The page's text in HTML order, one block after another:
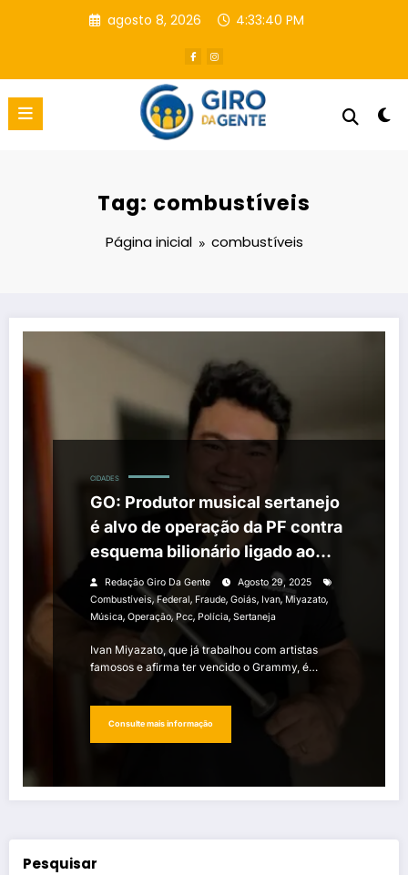
agosto 8, 2026 4:33:41 PM
Tag: combustíveis
Página inicial combustíveis
CIDADES
GO: Produtor musical sertanejo
é alvo de operação da PF contra
esquema bilionário ligado ao
PCC
Redação Giro Da Gente
Agosto 29, 2025
Combustíveis,Federal, Fraude, Goiás, Ivan,Miyazato,
Música, Operação,Pcc, Polícia, Sertaneja
Ivan Miyazato, que já trabalhou com artistas
famosos e afirma ter vencido o Grammy, é…
Consulte mais informação
Pesquisar